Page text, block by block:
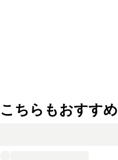
こちらもおすすめ